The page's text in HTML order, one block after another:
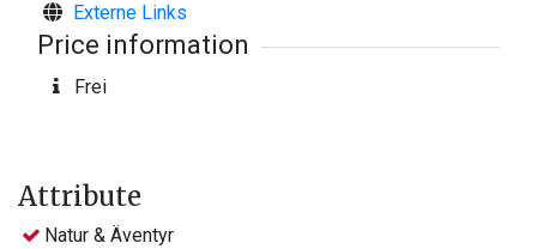
Externe Links
Price information
Frei
Attribute
Natur & Äventyr